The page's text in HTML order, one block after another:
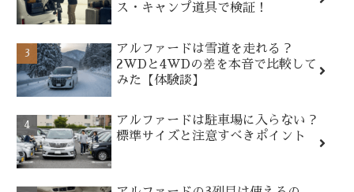
ス・キャンプ道具で検証！
アルファードは雪道を走れる？
2WDと4WDの差を本音で比較して
みた【体験談】
アルファードは駐車場に入らない？
標準サイズと注意すべきポイント